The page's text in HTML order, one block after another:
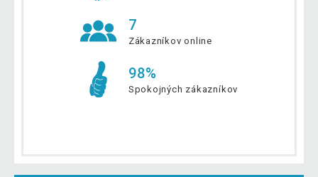
7
Zákazníkov online
98%
Spokojných zákazníkov